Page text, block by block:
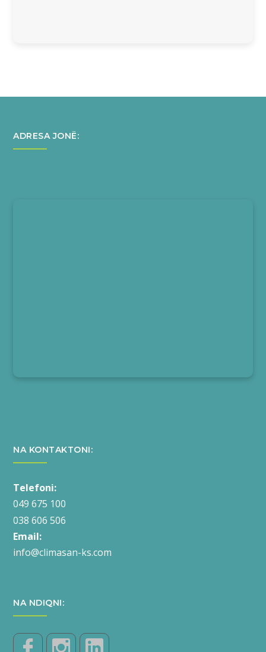
ADRESA JONË:
NA KONTAKTONI:
Telefoni:
049 675 100
038 606 506
Email:
info@climasan-ks.com
NA NDIQNI: